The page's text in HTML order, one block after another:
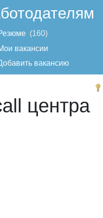
160
вакансии
вакансию
центра